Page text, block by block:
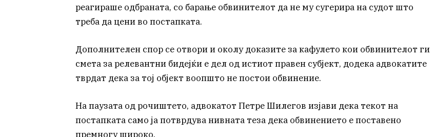
реагираше одбраната, со барање обвинителот да не му сугерира на судот што
треба да цени во постапката.
Дополнителен спор се отвори и околу доказите за кафулето кои обвинителот ги
смета за релевантни бидејќи е дел од истиот правен субјект, додека адвокатите
тврдат дека за тој објект воопшто не постои обвинение.
На паузата од рочиштето, адвокатот Петре Шилегов изјави дека текот на
постапката само ја потврдува нивната теза дека обвинението е поставено
премногу широко.